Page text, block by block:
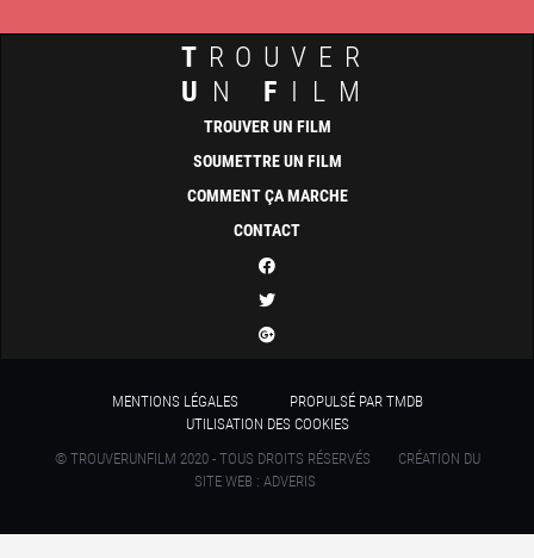
T ROUVER
U N F ILM
TROUVER UN FILM
SOUMETTRE UN FILM
COMMENT ÇA MARCHE
CONTACT
MENTIONS LÉGALES
PROPULSÉ PAR TMDB
UTILISATION DES COOKIES
© TROUVERUNFILM 2020 - TOUS DROITS RÉSERVÉS
CRÉATION DU
SITE WEB : ADVERIS